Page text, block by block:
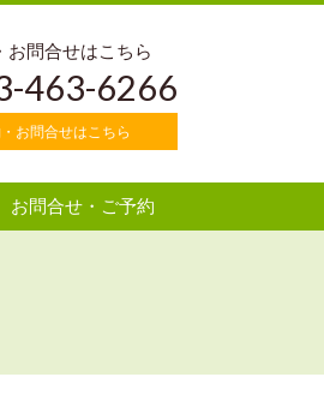
お問合せはこちら
463-6266
お問合せはこちら
お問合せ・ご予約